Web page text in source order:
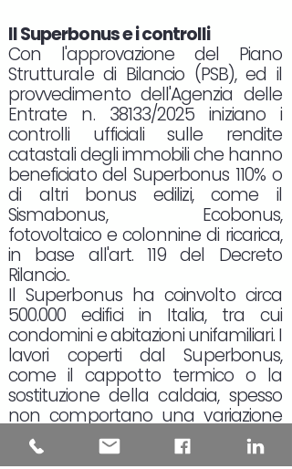
Il Superbonus e i controlli
Con l'approvazione del Piano
Strutturale di Bilancio (PSB), ed il
provvedimento dell'Agenzia delle
Entrate n. 38133/2025 iniziano i
controlli ufficiali sulle rendite
catastali degli immobili che hanno
beneficiato del Superbonus 110% o
di altri bonus edilizi, come il
Sismabonus, Ecobonus,
fotovoltaico e colonnine di ricarica,
in base all'art. 119 del Decreto
Rilancio..
Il Superbonus ha coinvolto circa
500.000 edifici in Italia, tra cui
condomini e abitazioni unifamiliari. I
lavori coperti dal Superbonus,
come il cappotto termico o la
sostituzione della caldaia, spesso
non comportano una variazione
della pianta dell'immobile, e quindi
non richiedono, in teoria, un